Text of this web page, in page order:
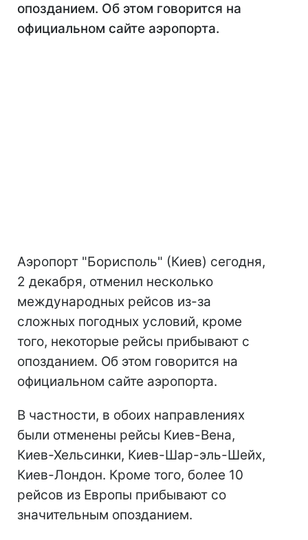
опозданием. Об этом говорится на
официальном сайте аэропорта.
Аэропорт "Борисполь" (Киев) сегодня,
2 декабря, отменил несколько
международных рейсов из-за
сложных погодных условий, кроме
того, некоторые рейсы прибывают с
опозданием. Об этом говорится на
официальном сайте аэропорта.
В частности, в обоих направлениях
были отменены рейсы Киев-Вена,
Киев-Хельсинки, Киев-Шар-эль-Шейх,
Киев-Лондон. Кроме того, более 10
рейсов из Европы прибывают со
значительным опозданием.